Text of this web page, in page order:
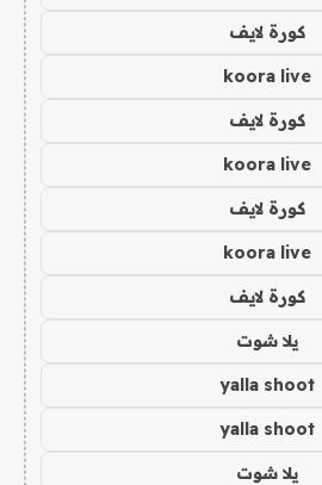
كورة لايف
koora live
كورة لايف
koora live
كورة لايف
koora live
كورة لايف
يلا شوت
yalla shoot
yalla shoot
يلا شوت